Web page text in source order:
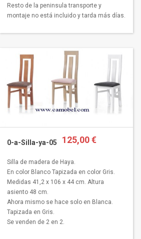
Resto de la peninsula transporte y
montaje no está incluido y tarda más días.
0-a-Silla-ya-05 125,00 €
Silla de madera de Haya.
En color Blanco Tapizada en color Gris.
Medidas 41,2 x 106 x 44 cm. Altura
asiento 48 cm.
Ahora mismo se hace solo en Blanca.
Tapizada en Gris.
Se venden de 2 en 2.